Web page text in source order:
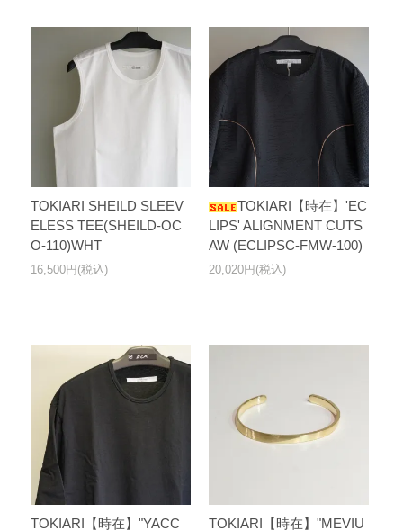
TOKIARI SHEILD SLEEV
ELESS TEE(SHEILD-OC
O-110)WHT
16,500円(税込)
TOKIARI【時在】'EC
LIPS' ALIGNMENT CUTS
AW (ECLIPSC-FMW-100)
20,020円(税込)
TOKIARI【時在】"YACC TOKIARI【時在】"MEVIU